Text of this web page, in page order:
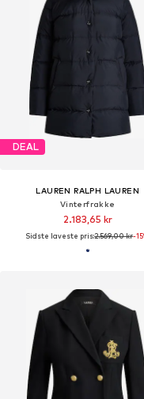
DEAL
LAUREN RALPH LAUREN
Vinterfrakke
2.183,65 kr
Sidste laveste pris:2.569,00 kr-